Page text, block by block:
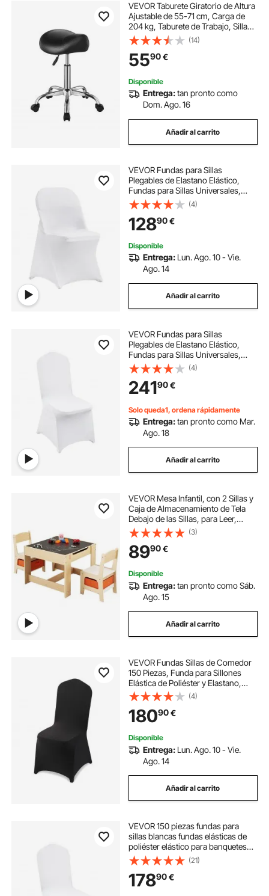
VEVOR Taburete Giratorio de Altura
Ajustable de 55-71 cm, Carga de
204 kg, Taburete de Trabajo, Silla
de Montar Giratoria Ergonómica de
Cuero de PU Engrosada para Salón
Spa Clínica de Masaje, Negro
(14)
5590€
Disponible
Entrega:tan pronto como
Dom. Ago. 16
Añadir al carrito
VEVOR Fundas para Sillas
Plegables de Elastano Elástico,
Fundas para Sillas Universales,
Fundas Protectoras Lavables
Extraíbles para Bodas, Banquetes,
Fiestas 400 x 420 x 770 mm(100
Piezas Blanco)
(4)
12890€
Disponible
Entrega: Lun. Ago. 10 - Vie.
Ago. 14
Añadir al carrito
VEVOR Fundas para Sillas
Plegables de Elastano Elástico,
Fundas para Sillas Universales,
Fundas Protectoras Lavables
Extraíbles, para Bodas, Vacaciones,
Banquetes, Fiestas, Blanco, 560 x
450 x 935 mm
(4)
24190€
Solo queda1, ordena rápidamente
Entrega:tan pronto como Mar.
Ago. 18
Añadir al carrito
VEVOR Mesa Infantil, con 2 Sillas y
Caja de Almacenamiento de Tela
Debajo de las Sillas, para Leer,
Aprender, Dibujar y Escribir,
Conjunto de Asientos para
Guardería, para Niños de 2 a 8
Años
(3)
8990€
Disponible
Entrega:tan pronto como Sáb.
Ago. 15
Añadir al carrito
VEVOR Fundas Sillas de Comedor
150 Piezas, Funda para Sillones
Elástica de Poliéster y Elastano,
para Sillas de Hasta 51 x 45 x 95
cm, Tela Suave y Transpirable, para
Boda, Fiestas, Banquetes, Negro
(4)
18090€
Disponible
Entrega: Lun. Ago. 10 - Vie.
Ago. 14
Añadir al carrito
VEVOR 150 piezas fundas para
sillas blancas fundas elásticas de
poliéster elástico para banquetes
decoraciones para fiestas de
banquete de boda fundas plegables
fundas planas silla blanca curvada
(21)
17890€